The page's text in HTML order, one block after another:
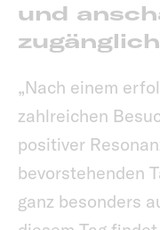
und
„Nach einem
zahlreichen
positiver
bevorstehenden
ganz besonders